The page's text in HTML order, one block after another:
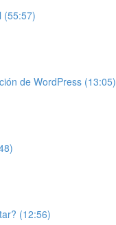
(55:57)
de WordPress (13:05)
(12:56)